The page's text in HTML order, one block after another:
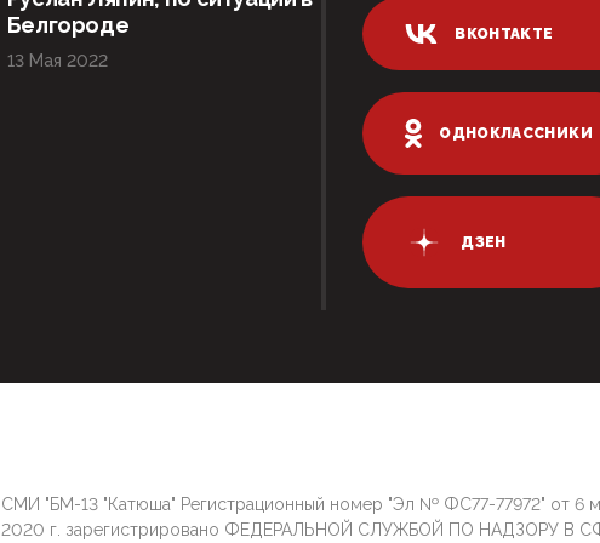
Белгороде
13 Мая 2022
ВКОНТАКТЕ
ОДНОКЛАССНИКИ
ДЗЕН
СМИ "БМ-13 "Катюша" Регистрационный номер "Эл № ФС77-77972" от 6
2020 г. зарегистрировано ФЕДЕРАЛЬНОЙ СЛУЖБОЙ ПО НАДЗОРУ В